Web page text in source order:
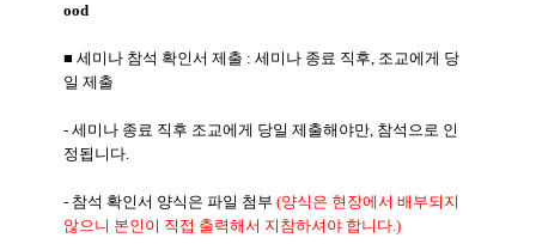
ood
■ 세미나 참석 확인서 제출 : 세미나 종료 직후, 조교에게 당
일 제출
- 세미나 종료 직후 조교에게 당일 제출해야만, 참석으로 인
정됩니다.
- 참석 확인서 양식은 파일 첨부 (양식은 현장에서 배부되지
않으니 본인이 직접 출력해서 지참하셔야 합니다.)